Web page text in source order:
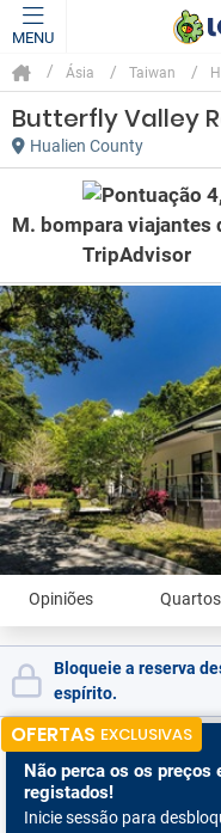
MENU
Ásia Taiwan
Butterfly Valley
Hualien County
M. bom
Opiniões Quartos
Bloqueie a reserva
espírito.
OFERTAS EXCLUSIVAS
Não perca os os preços
registados!
Inicie sessão para